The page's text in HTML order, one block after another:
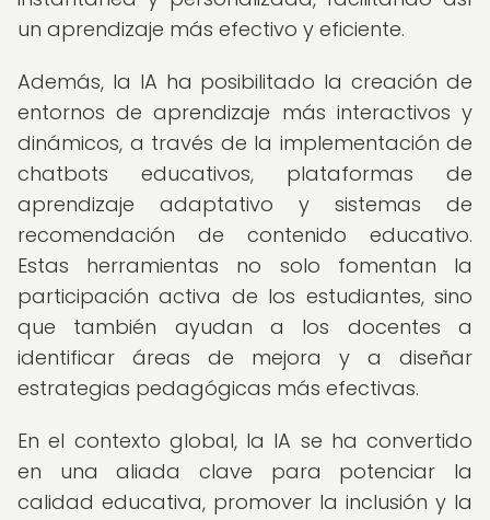
un aprendizaje más efectivo y eficiente.
Además, la IA ha posibilitado la creación de
entornos de aprendizaje más interactivos y
dinámicos, a través de la implementación de
chatbots educativos, plataformas de
aprendizaje adaptativo y sistemas de
recomendación de contenido educativo.
Estas herramientas no solo fomentan la
participación activa de los estudiantes, sino
que también ayudan a los docentes a
identificar áreas de mejora y a diseñar
estrategias pedagógicas más efectivas.
En el contexto global, la IA se ha convertido
en una aliada clave para potenciar la
calidad educativa, promover la inclusión y la